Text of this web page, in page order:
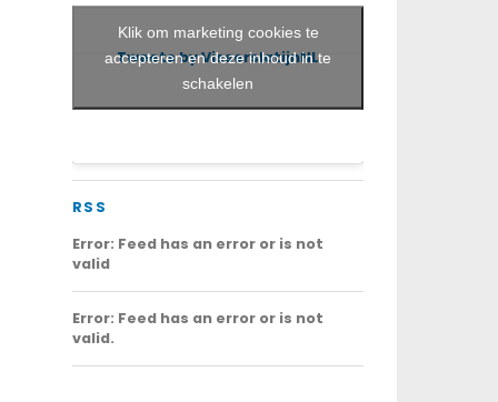
Tweets by VisserslatijnNL
Klik om marketing cookies te
accepteren en deze inhoud in te
schakelen
RSS
Error: Feed has an error or is not
valid
Error: Feed has an error or is not
valid.